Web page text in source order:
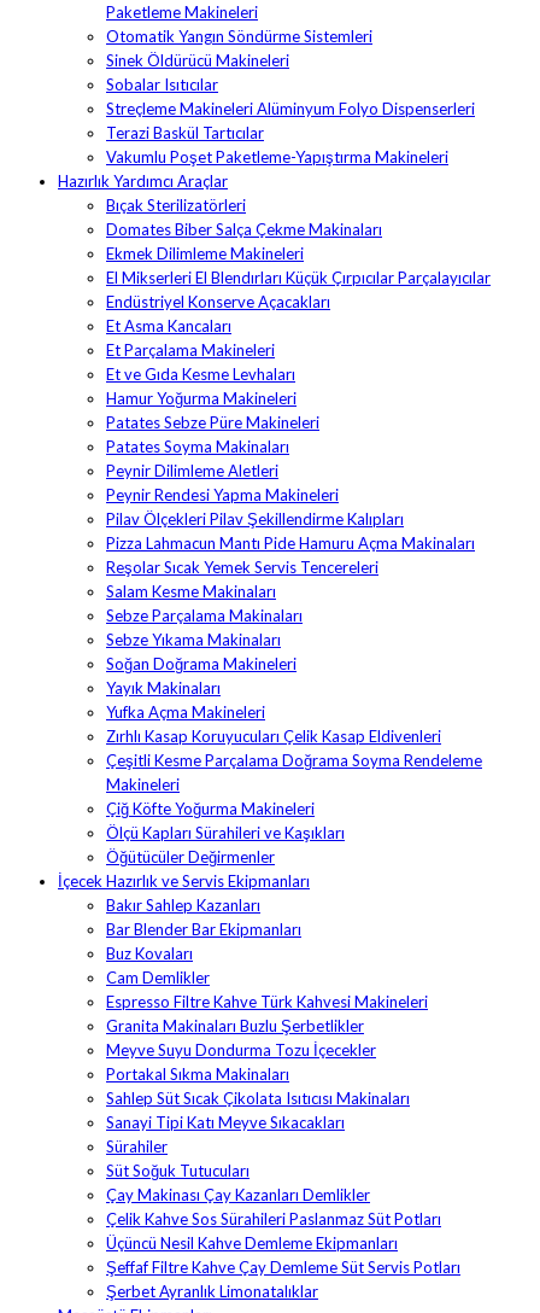
Paketleme Makineleri
Otomatik Yangın Söndürme Sistemleri
Sinek Öldürücü Makineleri
Sobalar Isıtıcılar
Streçleme Makineleri Alüminyum Folyo Dispenserleri
Terazi Baskül Tartıcılar
Vakumlu Poşet Paketleme-Yapıştırma Makineleri
Hazırlık Yardımcı Araçlar
Bıçak Sterilizatörleri
Domates Biber Salça Çekme Makinaları
Ekmek Dilimleme Makineleri
El Mikserleri El Blendırları Küçük Çırpıcılar Parçalayıcılar
Endüstriyel Konserve Açacakları
Et Asma Kancaları
Et Parçalama Makineleri
Et ve Gıda Kesme Levhaları
Hamur Yoğurma Makineleri
Patates Sebze Püre Makineleri
Patates Soyma Makinaları
Peynir Dilimleme Aletleri
Peynir Rendesi Yapma Makineleri
Pilav Ölçekleri Pilav Şekillendirme Kalıpları
Pizza Lahmacun Mantı Pide Hamuru Açma Makinaları
Reşolar Sıcak Yemek Servis Tencereleri
Salam Kesme Makinaları
Sebze Parçalama Makinaları
Sebze Yıkama Makinaları
Soğan Doğrama Makineleri
Yayık Makinaları
Yufka Açma Makineleri
Zırhlı Kasap Koruyucuları Çelik Kasap Eldivenleri
Çeşitli Kesme Parçalama Doğrama Soyma Rendeleme
Makineleri
Çiğ Köfte Yoğurma Makineleri
Ölçü Kapları Sürahileri ve Kaşıkları
Öğütücüler Değirmenler
İçecek Hazırlık ve Servis Ekipmanları
Bakır Sahlep Kazanları
Bar Blender Bar Ekipmanları
Buz Kovaları
Cam Demlikler
Espresso Filtre Kahve Türk Kahvesi Makineleri
Granita Makinaları Buzlu Şerbetlikler
Meyve Suyu Dondurma Tozu İçecekler
Portakal Sıkma Makinaları
Sahlep Süt Sıcak Çikolata Isıtıcısı Makinaları
Sanayi Tipi Katı Meyve Sıkacakları
Sürahiler
Süt Soğuk Tutucuları
Çay Makinası Çay Kazanları Demlikler
Çelik Kahve Sos Sürahileri Paslanmaz Süt Potları
Üçüncü Nesil Kahve Demleme Ekipmanları
Şeffaf Filtre Kahve Çay Demleme Süt Servis Potları
Şerbet Ayranlık Limonatalıklar